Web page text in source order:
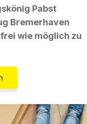
Pabst
Bremerhaven
wie möglich zu